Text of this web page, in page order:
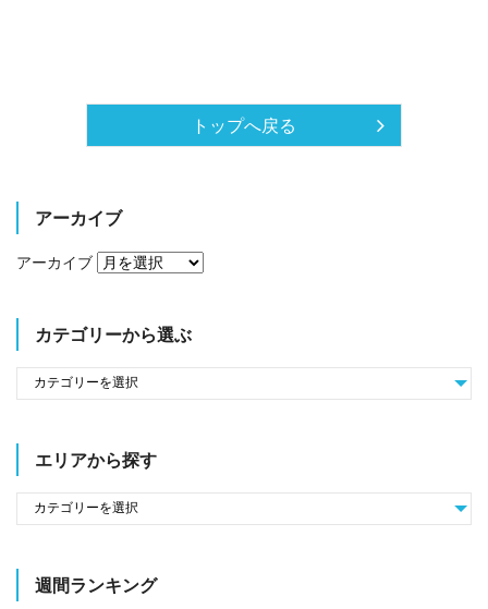
トップへ戻る
アーカイブ
アーカイブ
カテゴリーから選ぶ
エリアから探す
週間ランキング